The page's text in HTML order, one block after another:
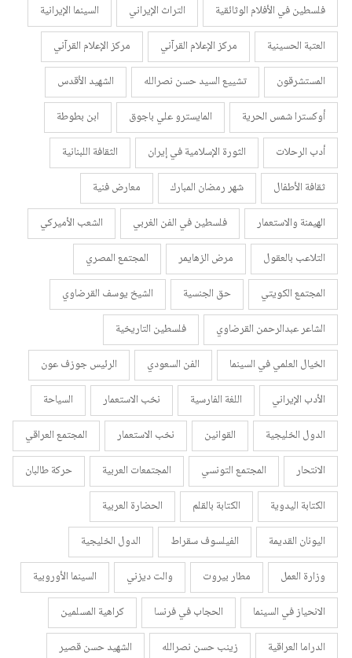
فلسطين في الأفلام الوثائقية
التراث الإيراني
السينما الإيرانية
العتبة الحسينية
مركز الإعلام القرآني
مركز الإعلام القرآني
المستشرقون
تشييع السيد حسن نصرالله
الشهيد الأقدس
أوكسترا شمس الحرية
المايسترو علي باجوق
ابن بطوطة
أدب الرحلات
الثورة الإسلامية في إيران
الثقافة اللبنانية
ثقافة الأطفال
شهر رمضان المبارك
معارض فنية
الهيمنة والاستعمار
فلسطين في الفن الغربي
الشعب الأميركي
التلاعب بالعقول
مرض الزهايمر
المجتمع المصري
المجتمع الكويتي
حق الجنسية
الشيخ يوسف القرضاوي
الشاعر عبدالرحمن القرضاوي
فلسطين التاريخية
الخيال العلمي في السينما
الفن السعودي
الرئيس جوزف عون
الأدب الإيراني
اللغة الفارسية نخب الاستعمار
السياحة
الدول الخليجية
القوانين نخب الاستعمار
المجتمع العراقي
الانتحار
المجتمع التونسي المجتمعات العربية
حركة طالبان
الكتابة اليدوية
الكتابة بالقلم
الحضارة العربية
اليونان القديمة
الفيلسوف سقراط
الدول الخليجية
وزارة العمل
مطار بيروت والت ديزني
السينما الأوروبية
الانحياز في السينما
الحجاب في فرنسا
كراهية المسلمين
الدراما العراقية
زينب حسن نصرالله
الشهيد حسن قصير